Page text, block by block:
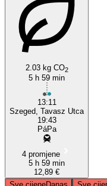
2.03 kg CO2
5 h 59 min
13:11
Szeged, Tavasz Utca
19:43
PáPa
4 promjene
5 h 59 min
12,89 €